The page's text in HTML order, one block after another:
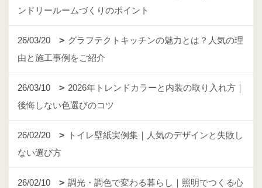
ンドリールームづくりのポイント
26/03/20
グラフテクトキッチンの魅力とは？人気の理
由と施工事例をご紹介
26/03/10
2026年トレンドカラーと内装の取り入れ方｜
後悔しない色選びのコツ
26/02/20
トイレ壁紙実例集｜人気のデザインと失敗し
ない選び方
26/02/10
調光・調色で変わる暮らし｜照明でつくる心